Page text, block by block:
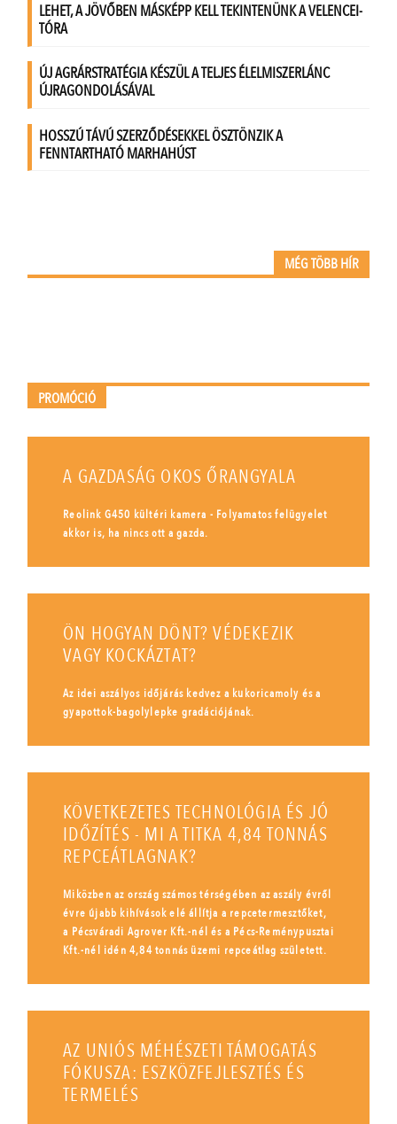
MÉG TÖBB HÍR
PROMÓCIÓ
A GAZDASÁG OKOS ŐRANGYALA
Reolink G450 kültéri kamera - Folyamatos felügyelet
akkor is, ha nincs ott a gazda.
ÖN HOGYAN DÖNT? VÉDEKEZIK
VAGY KOCKÁZTAT?
Az idei aszályos időjárás kedvez a kukoricamoly és a
gyapottok-bagolylepke gradációjának.
KÖVETKEZETES TECHNOLÓGIA ÉS JÓ
IDŐZÍTÉS - MI A TITKA 4,84 TONNÁS
REPCEÁTLAGNAK?
Miközben az ország számos térségében az aszály évről
évre újabb kihívások elé állítja a repcetermesztőket,
a Pécsváradi Agrover Kft.-nél és a Pécs-Reménypusztai
Kft.-nél idén 4,84 tonnás üzemi repceátlag született.
AZ UNIÓS MÉHÉSZETI TÁMOGATÁS
FÓKUSZA: ESZKÖZFEJLESZTÉS ÉS
TERMELÉS